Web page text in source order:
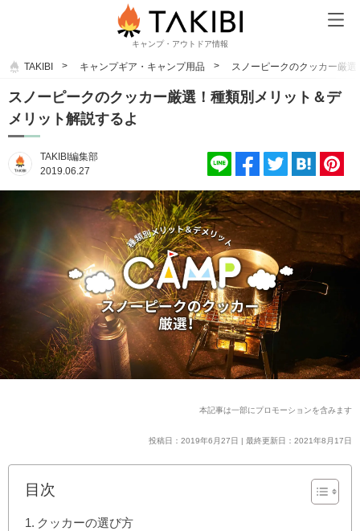
キャンプ・アウトドア情報
TAKIBI キャンプギア・キャンプ用品 スノーピークのクッカー厳
スノーピークのクッカー厳選！種類別メリット＆デ
メリット解説するよ
TAKIBI編集部
2019.06.27
本記事は一部にプロモーションを含みます
投稿日：2019年6月27日 | 最終更新日：2021年8月17日
目次
クッカーの選び方